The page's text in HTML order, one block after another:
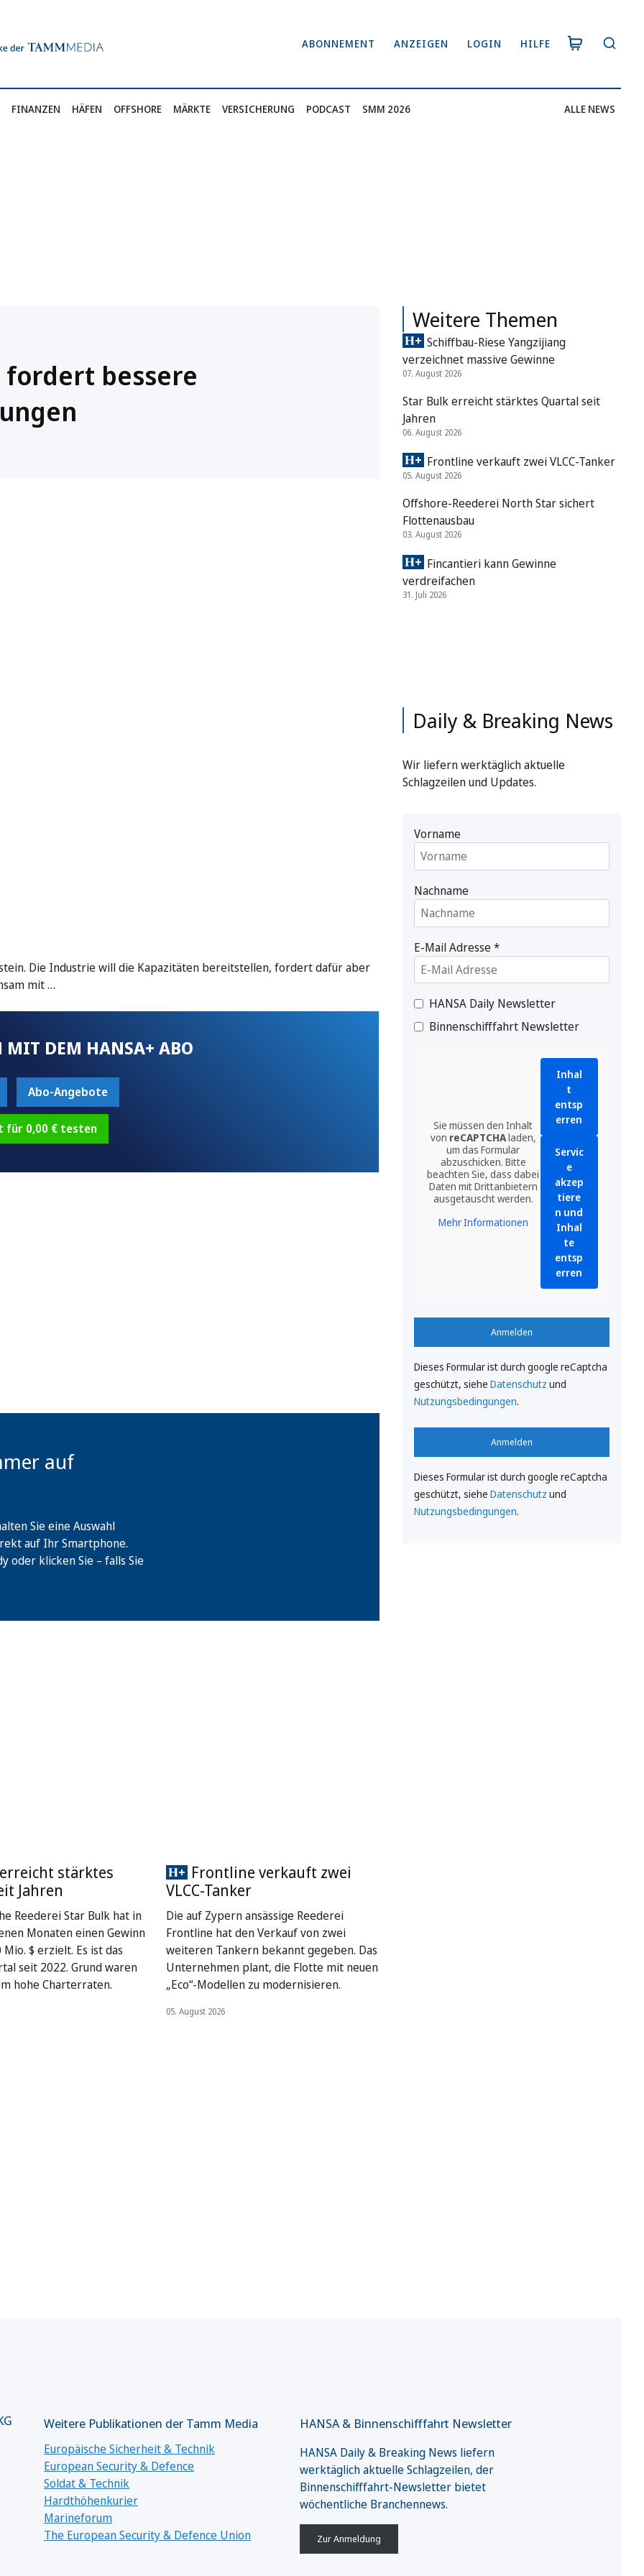
ABONNEMENT ANZEIGEN LOGIN HILFE
FINANZEN HÄFEN OFFSHORE MÄRKTE VERSICHERUNG PODCAST SMM 2026 ALLE NEWS
bessere
Die Industrie will die Kapazitäten bereitstellen, fordert dafür aber
mit …
MIT DEM HANSA+ ABO
Abo-Angebote
für 0,00 € testen
auf
Sie eine Auswahl
auf Ihr Smartphone.
oder klicken Sie – falls Sie
stärktes
Jahren
Reederei Star Bulk hat in
Monaten einen Gewinn
$ erzielt. Es ist das
seit 2022. Grund waren
hohe Charterraten.
Frontline verkauft zwei
VLCC-Tanker
Die auf Zypern ansässige Reederei
Frontline hat den Verkauf von zwei
weiteren Tankern bekannt gegeben. Das
Unternehmen plant, die Flotte mit neuen
„Eco“-Modellen zu modernisieren.
05. August 2026
Weitere Themen
Schiffbau-Riese Yangzijiang
verzeichnet massive Gewinne
07. August 2026
Star Bulk erreicht stärktes Quartal seit
Jahren
06. August 2026
Frontline verkauft zwei VLCC-Tanker
05. August 2026
Offshore-Reederei North Star sichert
Flottenausbau
03. August 2026
Fincantieri kann Gewinne
verdreifachen
31. Juli 2026
Daily & Breaking News
Wir liefern werktäglich aktuelle
Schlagzeilen und Updates.
Vorname
Nachname
E-Mail Adresse*
HANSA Daily Newsletter
Binnenschifffahrt Newsletter
Sie müssen den Inhalt
von reCAPTCHAladen,
um das Formular
abzuschicken. Bitte
beachten Sie, dass dabei
Daten mit Drittanbietern
ausgetauscht werden.
Mehr Informationen
Inhal
t
entsp
erren
Servic
e
akzep
tiere
n und
Inhal
te
entsp
erren
Anmelden
Dieses Formular ist durch google reCaptcha
geschützt, siehe Datenschutz und
Nutzungsbedingungen.
Anmelden
Dieses Formular ist durch google reCaptcha
geschützt, siehe Datenschutz und
Nutzungsbedingungen.
Weitere Publikationen der Tamm Media
Europäische Sicherheit & Technik
European Security & Defence
Soldat & Technik
Hardthöhenkurier
Marineforum
The European Security & Defence Union
HANSA & Binnenschifffahrt Newsletter
HANSA Daily & Breaking News liefern
werktäglich aktuelle Schlagzeilen, der
Binnenschifffahrt-Newsletter bietet
wöchentliche Branchennews.
Zur Anmeldung